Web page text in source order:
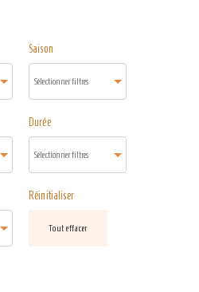
Saison
Durée
Réinitialiser
Tout effacer